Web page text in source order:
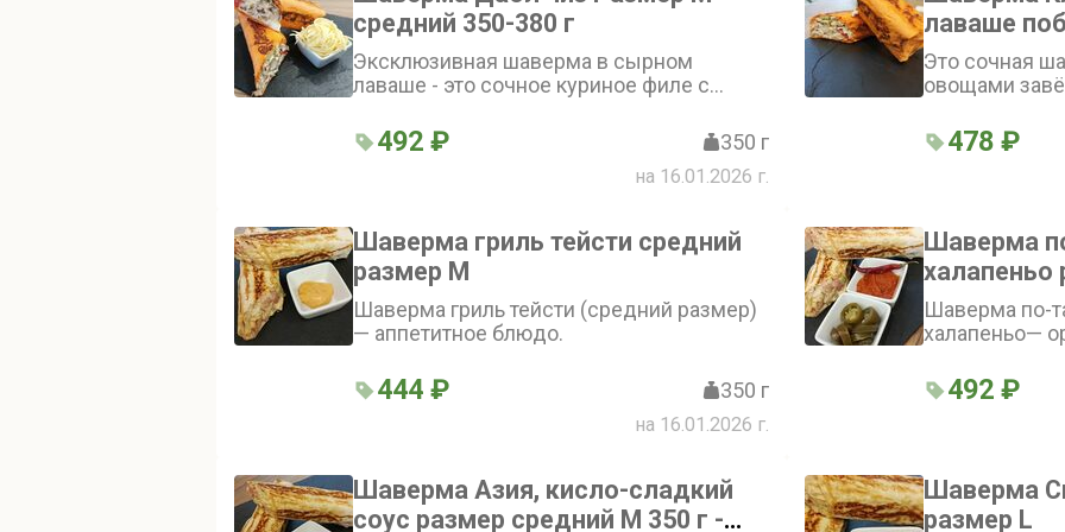
средний 350-380 г
Эксклюзивная шаверма в сырном
лаваше - это сочное куриное филе с
корейски, луком, капустой, дополненное
тертым сыром и насыщенным вкусом
сырного соуса - сытное и аппетитное
492 ₽ 350 г
на 16.01.2026 г.
лаваше
Это сочная
овощами
Внимание!
шаверму» и
478 ₽
Шаверма гриль тейсти средний
размер М
Шаверма гриль тейсти (средний размер)
— аппетитное блюдо.
444 ₽ 350 г
на 16.01.2026 г.
Шаверма
халапеньо
380г-420г
Шаверма по-
халапеньо—
пикантные
хрустящие
морковь по-
завернуты в
492 ₽
Шаверма Азия, кисло-сладкий
соус размер средний М 350 г -
Шаверма
размер L